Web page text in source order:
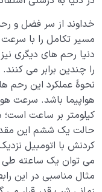
رحم استاد یعنی چه؛
ما چیست؟
مفهوم قوس صعود و
به چه معناست؟
حجاب ظلمانی و حجاب
ملکوت
شیطان دشمن آشکار
بیماری‌های پنهان روح
شناخت بهشت و جهنم
خداوند از سر فضل و
مسیر تکامل را با
دنیا رحم های دیگری
را چندین برابر می
نحوۀ عملکرد این رحم
هواپیما باشد. سرعت
کیلومتر بر ساعت است؛
حالت یک ششم این
کردنش با اتومبیل
می توان یک ساعته طی
مثال مناسبی در این